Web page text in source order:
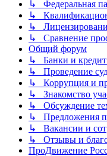
↳ Федеральная
↳
↳
↳ Сравнение
Общий форум
↳ Банки и
↳ Проведение
↳ Коррупция и
↳ Знакомство
↳ Обсуждение
↳ Предложения
↳ Вакансии и
↳ Отзывы и
ПроДвижение